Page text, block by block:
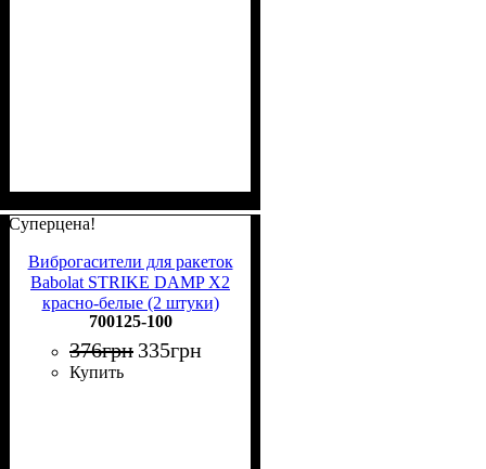
Суперцена!
Виброгасители для ракеток
Babolat STRIKE DAMP X2
красно-белые (2 штуки)
700125-100
700125-100
376грн 335грн
Купить